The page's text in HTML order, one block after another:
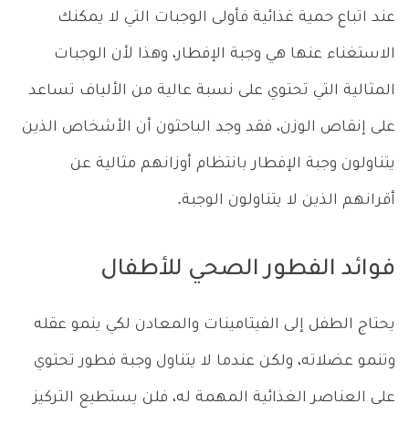
عند اتباع حمية غذائية فأولى الوجبات التي لا يمكنك
الاستغناء عنها هي وجبة الإفطار، وهذا لأن الوجبات
المثالية التي تحتوي على نسبة عالية من الألياف تساعد
على إنقاص الوزن، فقد وجد الباحثون أن الأشخاص الذين
يتناولون وجبة الإفطار بانتظام أوزانهم مثالية عن
أقرانهم الذين لا يتناولون الوجبة.
فوائد الفطور الصحي للأطفال
يحتاج الطفل إلى الفيتامينات والمعادن لكي ينمو عقله
وتنمو عضلاته، ولكن عندما لا يتناول وجبة فطور تحتوي
على العناصر الغذائية المهمة له، فلن يستطيع التركيز